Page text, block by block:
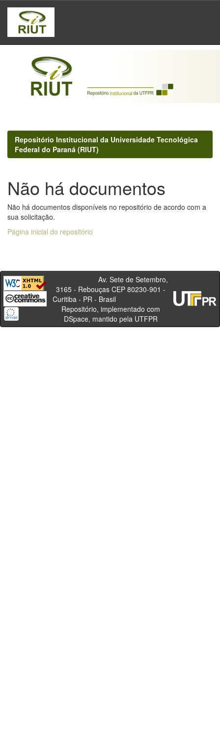
Skip
navigation
Repositório Institucional da Universidade Tecnológica
Federal do Paraná (RIUT)
Não há documentos
Não há documentos disponíveis no repositório de acordo com a
sua solicitação.
Página inicial do repositório
Av. Sete de Setembro,
3165 - Rebouças CEP 80230-901 -
Curitiba - PR - Brasil
Repositório, implementado com
DSpace, mantido pela UTFPR